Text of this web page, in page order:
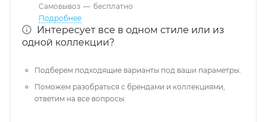
Самовывоз — бесплатно
Подробнее
Интересует все в одном стиле или из
одной коллекции?
Подберем подходящие варианты под ваши параметры.
Поможем разобраться с брендами и коллекциями,
ответим на все вопросы.